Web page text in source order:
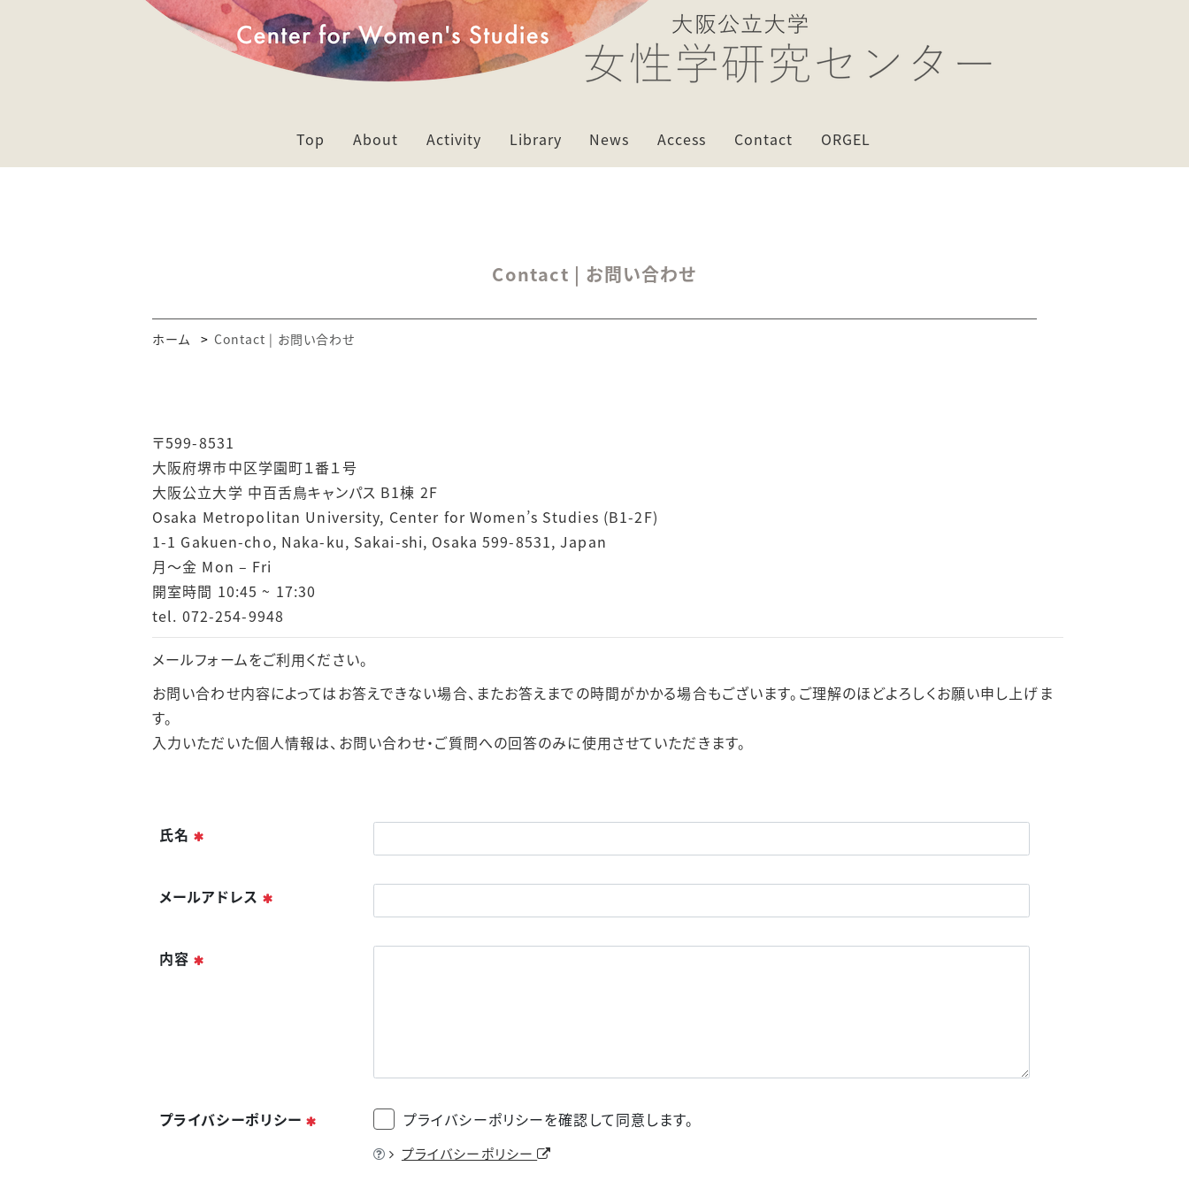
Top About Activity
コロキウム
Library
刊行物『女性学研究』
News Access Contact ORGEL
Contact | お問い合わせ
ホーム Contact | お問い合わせ
〒599-8531
大阪府堺市中区学園町１番１号
大阪公立大学 中百舌鳥キャンパス B1棟 2F
Osaka Metropolitan University, Center for Women’s Studies (B1-2F)
1-1 Gakuen-cho, Naka-ku, Sakai-shi, Osaka 599-8531, Japan
月～金 Mon – Fri
開室時間 10:45 ~ 17:30
tel. 072-254-9948
メールフォームをご利用ください。
お問い合わせ内容によってはお答えできない場合、またお答えまでの時間がかかる場合もございます。ご理解のほどよろしくお願い申し上げま
す。
入力いただいた個人情報は、お問い合わせ・ご質問への回答のみに使用させていただきます。
氏名
メールアドレス
内容
プライバシーポリシー プライバシーポリシーを確認して同意します。
ヒント
プライバシーポリシー